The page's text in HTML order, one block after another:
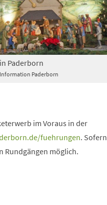
Paderborn
Paderborn
im Voraus in der
fuehrungen. Sofern
Rundgängen möglich.